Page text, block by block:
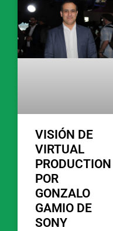
VISIÓN DE
VIRTUAL
PRODUCTION
POR
GONZALO
GAMIO DE
SONY